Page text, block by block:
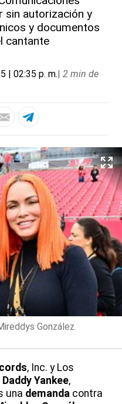
sin autorización y
y documentos
cantante
| 02:35 p. m.| 2 min de
González.
, Inc. y Los
Daddy Yankee,
una demanda contra